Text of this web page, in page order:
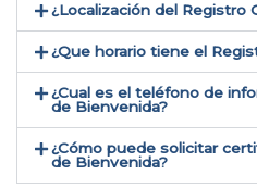
¿Localización del Registro
¿Que horario tiene el
¿Cual es el teléfono de
de Bienvenida​?
¿Cómo puede solicitar
de Bienvenida​?